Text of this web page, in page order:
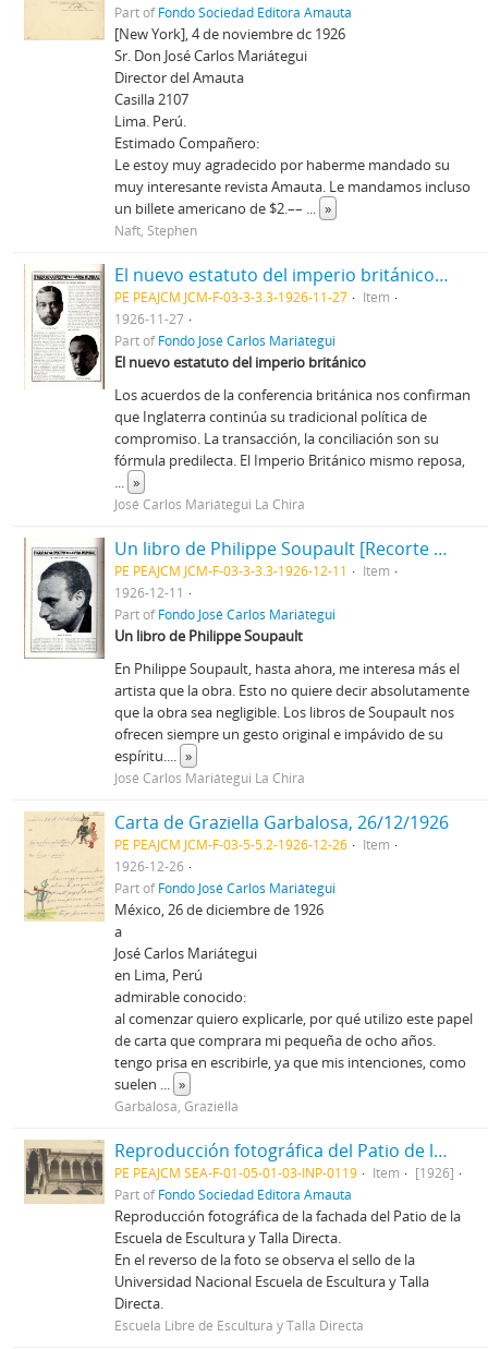
Part ofFondo Sociedad Editora Amauta
[New York], 4 de noviembre dc 1926
Sr. Don José Carlos Mariátegui
Director del Amauta
Casilla 2107
Lima. Perú.
Estimado Compañero:
Le estoy muy agradecido por haberme mandado su
muy interesante revista Amauta. Le mandamos incluso
un billete americano de $2.–– ... »
Naft, Stephen
El nuevo estatuto del imperio británico [Recorte de prensa]
PE PEAJCM JCM-F-03-3-3.3-1926-11-27
Item
1926-11-27
Part ofFondo José Carlos Mariátegui
El nuevo estatuto del imperio británico
Los acuerdos de la conferencia británica nos confirman
que Inglaterra continúa su tradicional política de
compromiso. La transacción, la conciliación son su
fórmula predilecta. El Imperio Británico mismo reposa,
... »
José Carlos Mariátegui La Chira
Un libro de Philippe Soupault [Recorte de prensa]
PE PEAJCM JCM-F-03-3-3.3-1926-12-11
Item
1926-12-11
Part ofFondo José Carlos Mariátegui
Un libro de Philippe Soupault
En Philippe Soupault, hasta ahora, me interesa más el
artista que la obra. Esto no quiere decir absolutamente
que la obra sea negligible. Los libros de Soupault nos
ofrecen siempre un gesto original e impávido de su
espíritu.... »
José Carlos Mariátegui La Chira
Carta de Graziella Garbalosa, 26/12/1926
PE PEAJCM JCM-F-03-5-5.2-1926-12-26
Item
1926-12-26
Part ofFondo José Carlos Mariátegui
México, 26 de diciembre de 1926
a
José Carlos Mariátegui
en Lima, Perú
admirable conocido:
al comenzar quiero explicarle, por qué utilizo este papel
de carta que comprara mi pequeña de ocho años.
tengo prisa en escribirle, ya que mis intenciones, como
suelen ... »
Garbalosa, Graziella
Reproducción fotográfica del Patio de la Escuela de Escultura y Talla Directa
PE PEAJCM SEA-F-01-05-01-03-INP-0119 Item
[1926]
Part ofFondo Sociedad Editora Amauta
Reproducción fotográfica de la fachada del Patio de la
Escuela de Escultura y Talla Directa.
En el reverso de la foto se observa el sello de la
Universidad Nacional Escuela de Escultura y Talla
Directa.
Escuela Libre de Escultura y Talla Directa